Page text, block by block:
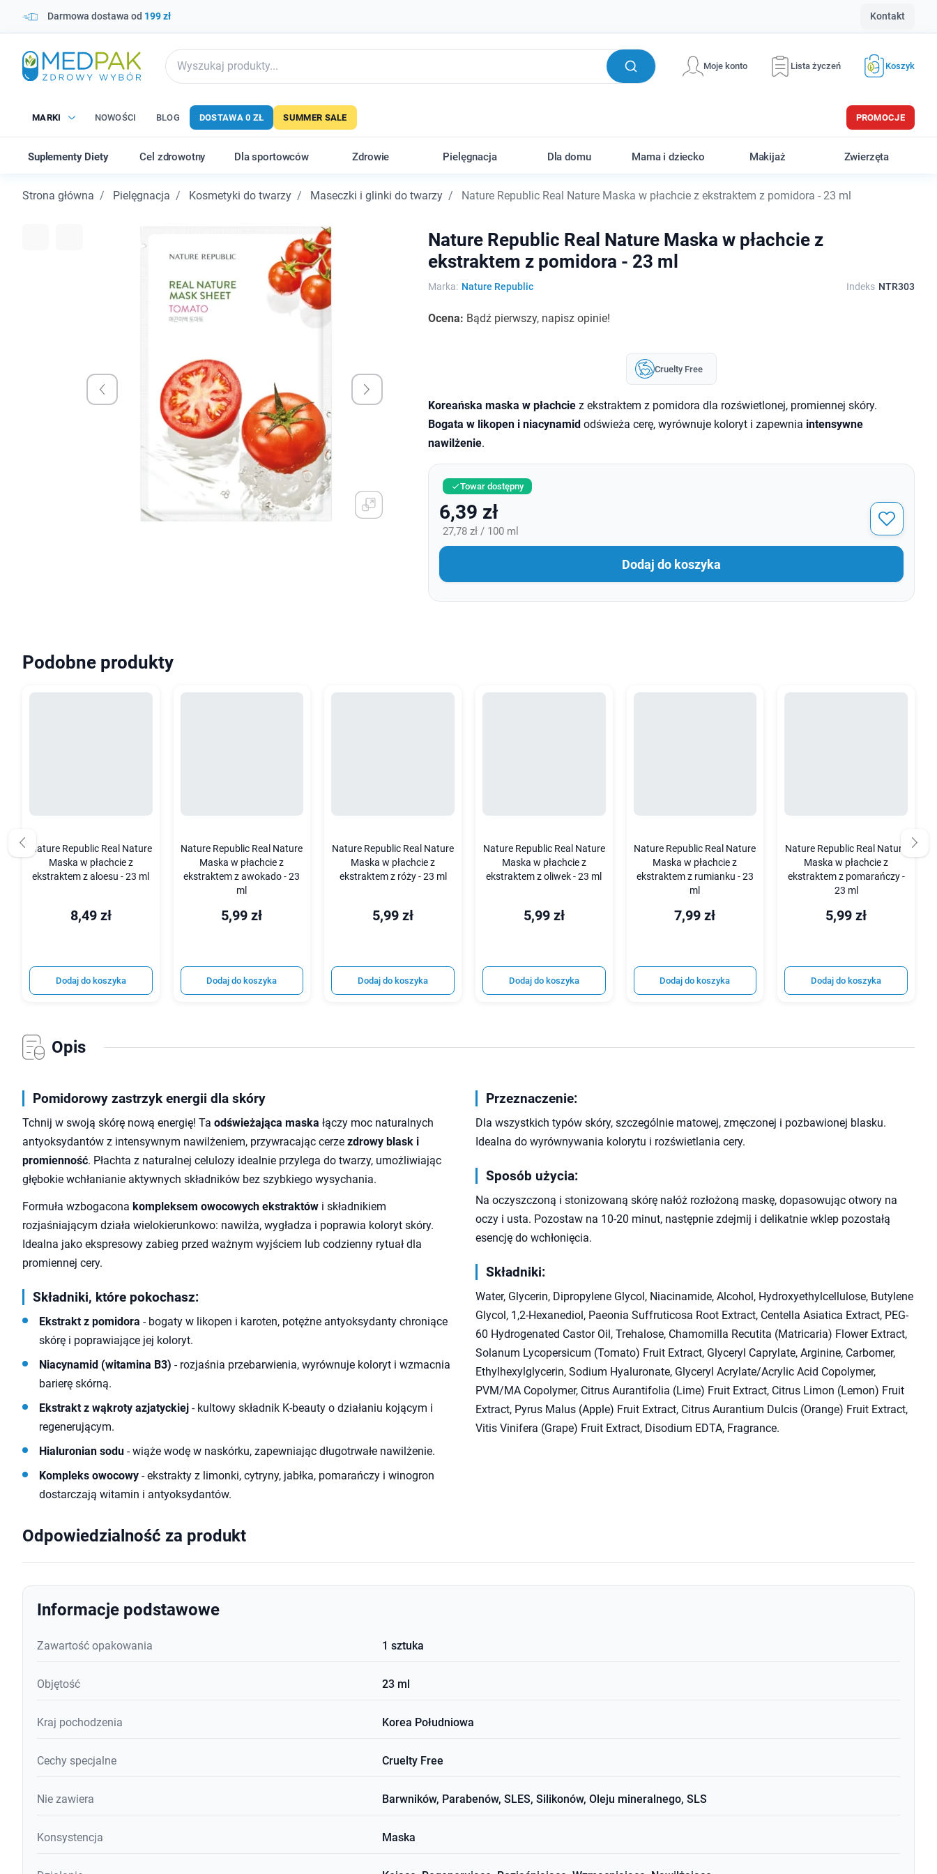
Darmowa dostawa od 199 zł Kontakt
Moje konto Lista życzeń Koszyk
MARKI NOWOŚCI BLOG DOSTAWA 0 ZŁ SUMMER SALE PROMOCJE
Suplementy Diety Cel zdrowotny Dla sportowców Zdrowie Pielęgnacja Dla domu Mama i dziecko Makijaż Zwierzęta
Strona główna Pielęgnacja Kosmetyki do twarzy Maseczki i glinki do twarzy Nature Republic Real Nature Maska w płachcie z ekstraktem z pomidora - 23 ml
Nature Republic Real Nature Maska w płachcie z
ekstraktem z pomidora - 23 ml
Marka: Nature Republic Indeks NTR303
Ocena: Bądź pierwszy, napisz opinie!
Cruelty Free
Koreańska maska w płachciez ekstraktem z pomidora dla rozświetlonej, promiennej skóry.
Bogata w likopen i niacynamidodświeża cerę, wyrównuje koloryt i zapewnia intensywne
nawilżenie.
Towar dostępny
6,39 zł
27,78 zł / 100 ml
Dodaj do koszyka
Podobne produkty
Nature Republic Real Nature
Maska w płachcie z
ekstraktem z aloesu - 23 ml
8,49 zł
Dodaj do koszyka
Nature Republic Real Nature
Maska w płachcie z
ekstraktem z awokado - 23
ml
5,99 zł
Dodaj do koszyka
Nature Republic Real Nature
Maska w płachcie z
ekstraktem z róży - 23 ml
5,99 zł
Dodaj do koszyka
Nature Republic Real Nature
Maska w płachcie z
ekstraktem z oliwek - 23 ml
5,99 zł
Dodaj do koszyka
Nature Republic Real Nature
Maska w płachcie z
ekstraktem z rumianku - 23
ml
7,99 zł
Dodaj do koszyka
Nature Republic Real Nature
Maska w płachcie z
ekstraktem z pomarańczy -
23 ml
5,99 zł
Dodaj do koszyka
Opis
Pomidorowy zastrzyk energii dla skóry
Tchnij w swoją skórę nową energię! Ta odświeżająca maska łączy moc naturalnych
antyoksydantów z intensywnym nawilżeniem, przywracając cerze zdrowy blask i
promienność. Płachta z naturalnej celulozy idealnie przylega do twarzy, umożliwiając
głębokie wchłanianie aktywnych składników bez szybkiego wysychania.
Formuła wzbogacona kompleksem owocowych ekstraktów i składnikiem
rozjaśniającym działa wielokierunkowo: nawilża, wygładza i poprawia koloryt skóry.
Idealna jako ekspresowy zabieg przed ważnym wyjściem lub codzienny rytuał dla
promiennej cery.
Składniki, które pokochasz:
Ekstrakt z pomidora - bogaty w likopen i karoten, potężne antyoksydanty chroniące
skórę i poprawiające jej koloryt.
Niacynamid (witamina B3) - rozjaśnia przebarwienia, wyrównuje koloryt i wzmacnia
barierę skórną.
Ekstrakt z wąkroty azjatyckiej - kultowy składnik K-beauty o działaniu kojącym i
regenerującym.
Hialuronian sodu - wiąże wodę w naskórku, zapewniając długotrwałe nawilżenie.
Kompleks owocowy - ekstrakty z limonki, cytryny, jabłka, pomarańczy i winogron
dostarczają witamin i antyoksydantów.
Przeznaczenie:
Dla wszystkich typów skóry, szczególnie matowej, zmęczonej i pozbawionej blasku.
Idealna do wyrównywania kolorytu i rozświetlania cery.
Sposób użycia:
Na oczyszczoną i stonizowaną skórę nałóż rozłożoną maskę, dopasowując otwory na
oczy i usta. Pozostaw na 10-20 minut, następnie zdejmij i delikatnie wklep pozostałą
esencję do wchłonięcia.
Składniki:
Water, Glycerin, Dipropylene Glycol, Niacinamide, Alcohol, Hydroxyethylcellulose, Butylene
Glycol, 1,2-Hexanediol, Paeonia Suffruticosa Root Extract, Centella Asiatica Extract, PEG-
60 Hydrogenated Castor Oil, Trehalose, Chamomilla Recutita (Matricaria) Flower Extract,
Solanum Lycopersicum (Tomato) Fruit Extract, Glyceryl Caprylate, Arginine, Carbomer,
Ethylhexylglycerin, Sodium Hyaluronate, Glyceryl Acrylate/Acrylic Acid Copolymer,
PVM/MA Copolymer, Citrus Aurantifolia (Lime) Fruit Extract, Citrus Limon (Lemon) Fruit
Extract, Pyrus Malus (Apple) Fruit Extract, Citrus Aurantium Dulcis (Orange) Fruit Extract,
Vitis Vinifera (Grape) Fruit Extract, Disodium EDTA, Fragrance.
Odpowiedzialność za produkt
Informacje podstawowe
Zawartość opakowania 1 sztuka
Objętość 23 ml
Kraj pochodzenia Korea Południowa
Cechy specjalne Cruelty Free
Nie zawiera Barwników, Parabenów, SLES, Silikonów, Oleju mineralnego, SLS
Konsystencja Maska